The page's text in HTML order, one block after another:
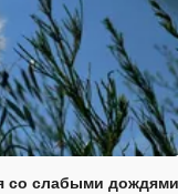
со слабыми дождями